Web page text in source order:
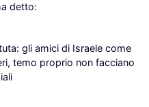
detto:
gli amici di Israele come
temo proprio non facciano